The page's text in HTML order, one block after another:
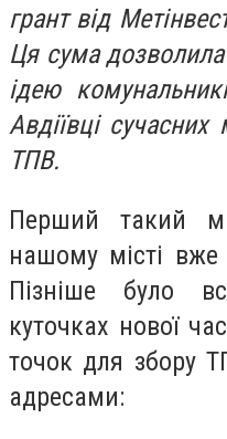
грант від
Ця сума
ідею
Авдіївці
ТПВ.
Перший такий
нашому місті
Пізніше було
куточках нової
точок для збору
адресами: